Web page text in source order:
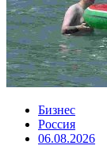
Бизнес
Россия
06.08.2026